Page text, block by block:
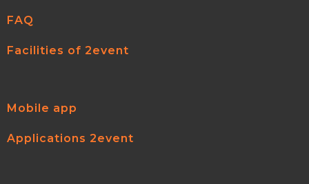
FAQ
Facilities of 2event
Mobile app
Applications 2event